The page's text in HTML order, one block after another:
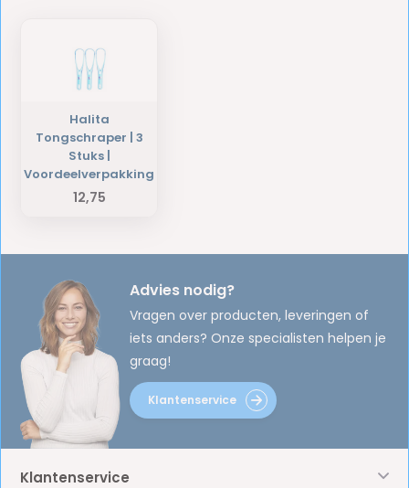
Halita
Tongschraper | 3
Stuks |
Voordeelverpakking
12,75
Advies nodig?
Vragen over producten, leveringen of
iets anders? Onze specialisten helpen je
graag!
Klantenservice
Klantenservice